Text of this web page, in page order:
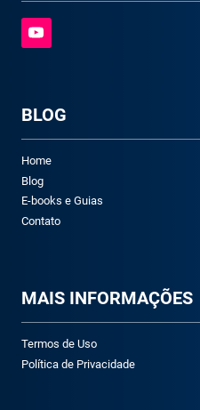
BLOG
Home
Blog
E-books e Guias
Contato
MAIS INFORMAÇÕES
Termos de Uso
Política de Privacidade